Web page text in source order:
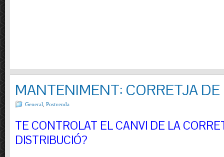
MANTENIMENT: CORRETJA
General Postvenda
TE CONTROLAT EL CANVI DE LA
DISTRIBUCIÓ?